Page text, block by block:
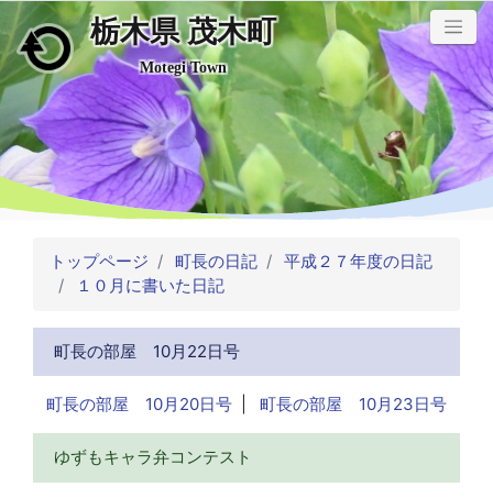
メインコンテンツにスキップ
栃木県 茂木町
Motegi Town
トップページ 町長の日記
平成２７年度の日記
１０月に書いた日記
町長の部屋 10月22日号
町長の部屋 10月20日号 町長の部屋 10月23日号
ゆずもキャラ弁コンテスト